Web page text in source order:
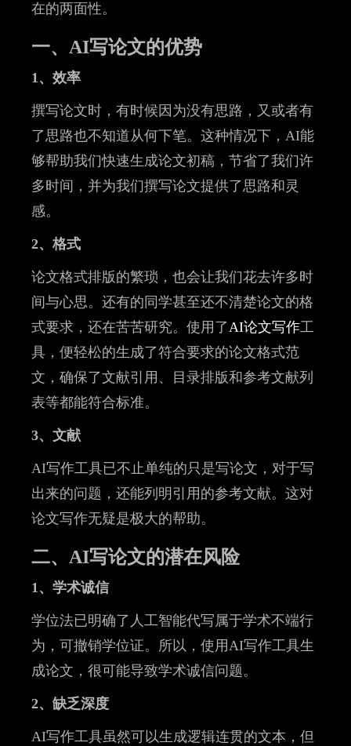
在的两面性。
一、AI写论文的优势
1、效率
撰写论文时，有时候因为没有思路，又或者有
了思路也不知道从何下笔。这种情况下，AI能
够帮助我们快速生成论文初稿，节省了我们许
多时间，并为我们撰写论文提供了思路和灵
感。
2、格式
论文格式排版的繁琐，也会让我们花去许多时
间与心思。还有的同学甚至还不清楚论文的格
式要求，还在苦苦研究。使用了AI论文写作工
具，便轻松的生成了符合要求的论文格式范
文，确保了文献引用、目录排版和参考文献列
表等都能符合标准。
3、文献
AI写作工具已不止单纯的只是写论文，对于写
出来的问题，还能列明引用的参考文献。这对
论文写作无疑是极大的帮助。
二、AI写论文的潜在风险
1、学术诚信
学位法已明确了人工智能代写属于学术不端行
为，可撤销学位证。所以，使用AI写作工具生
成论文，很可能导致学术诚信问题。
2、缺乏深度
AI写作工具虽然可以生成逻辑连贯的文本，但